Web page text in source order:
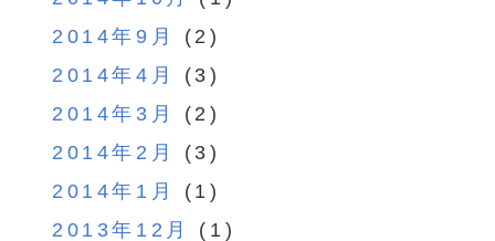
2014年9月
(2)
2014年4月
(3)
2014年3月
(2)
2014年2月
(3)
2014年1月
(1)
2013年12月
(1)